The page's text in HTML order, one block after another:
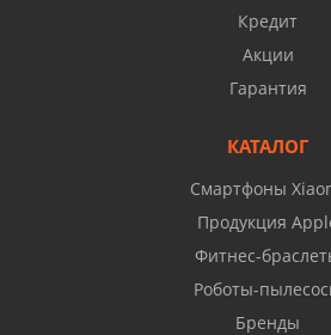
Кредит
Акции
Гарантия
КАТАЛОГ
Смартфоны
Продукция
Фитнес-
Роботы-
Бренды